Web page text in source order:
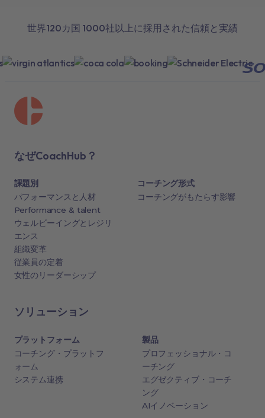
世界120カ国 1000社以上に採用された信頼と実績
なぜCoachHub？
課題別
パフォーマンスと人材
Performance & talent
ウェルビーイングとレジリ
エンス
組織変革
従業員の定着
女性のリーダーシップ
コーチング形式
コーチングがもたらす影響
ソリューション
プラットフォーム
コーチング・プラットフ
ォーム
システム連携
製品
プロフェッショナル・コ
ーチング
エグゼクティブ・コーチ
ング
AIイノベーション